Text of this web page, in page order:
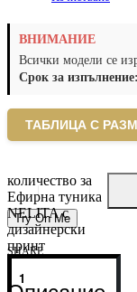
ВНИМАНИЕ
Всички модели се
Срок за
ТАБЛИЦА С
количество за
Ефирна туника
NELITA с
дизайнерски
принт
Try On Me
SHARE